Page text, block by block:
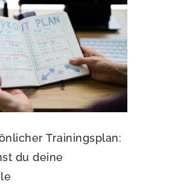
Trainingsplan:
du deine